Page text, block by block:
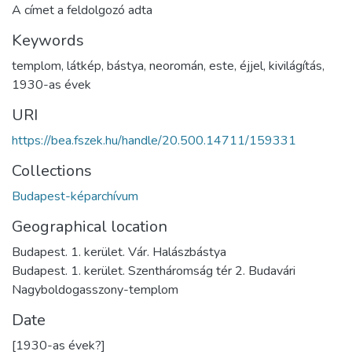
A címet a feldolgozó adta
Keywords
templom, látkép, bástya, neoromán, este, éjjel, kivilágítás,
1930-as évek
URI
https://bea.fszek.hu/handle/20.500.14711/159331
Collections
Budapest-képarchívum
Geographical location
Budapest. 1. kerület. Vár. Halászbástya
Budapest. 1. kerület. Szentháromság tér 2. Budavári
Nagyboldogasszony-templom
Date
[1930-as évek?]